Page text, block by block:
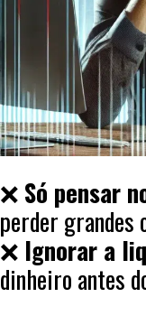
❌ Só pensar
perder grandes
❌ Ignorar a
dinheiro antes